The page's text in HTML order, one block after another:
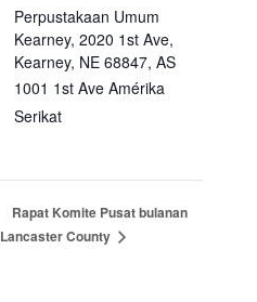
Perpustakaan Umum
Kearney, 2020 1st Ave,
Kearney, NE 68847, AS
1001 1st Ave Amérika
Serikat
Rapat Komite Pusat bulanan
Lancaster County